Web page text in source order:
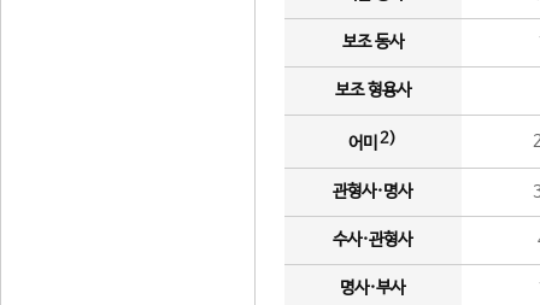
보조 동사
보조 형용사
어미 2)
관형사·명사
수사·관형사
명사·부사